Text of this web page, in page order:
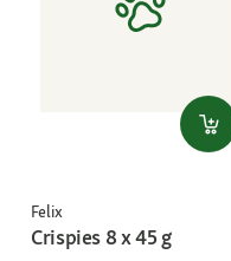
Felix
Crispies 8 x 45 g